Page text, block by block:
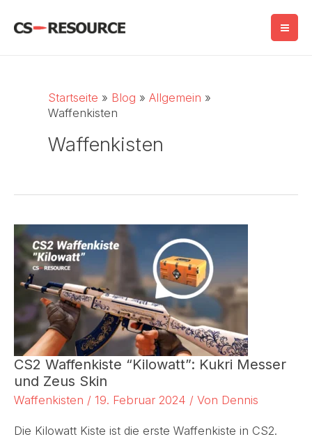
Inhalt
Startseite Blog
Allgemein
Waffenkisten
Waffenkisten
CS2 Waffenkiste “Kilowatt”: Kukri Messer
und Zeus Skin
Waffenkisten / 19. Februar 2024 / Von Dennis
Die Kilowatt Kiste ist die erste Waffenkiste in CS2.